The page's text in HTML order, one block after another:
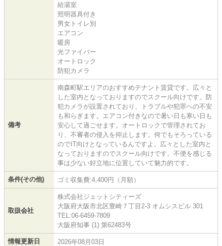
給湯室
照明器具付き
男女トイレ別
エアコン
暖房
光ファイバー
オートロック
防犯カメラ
備考
南森町駅エリアのおすすめテナント賃貸です。広々と
した室内となっておりますのでスクール向けです。防
犯カメラが設置されており、トラブルや犯罪への不安
も和らぎます。エアコン付きなので暑い日も寒い日も
安心して過ごせます。オートロックで管理されてお
り、不審者の侵入を抑止します。何でもそろっている
のでIT向けとなっているんですよ。広々とした室内と
なっておりますのでスクール向けです。不便を感じる
事は少ない好立地に位置していて魅力的です。
条件(その他) ゴミ収集費:4,400円（月額）
取扱会社
株式会社ジェットシティーズ
大阪府大阪市北区豊崎７丁目2-3 オムシスビル 301
TEL:06-6459-7809
大阪府知事 (1) 第62483号
情報更新日 2026年08月03日